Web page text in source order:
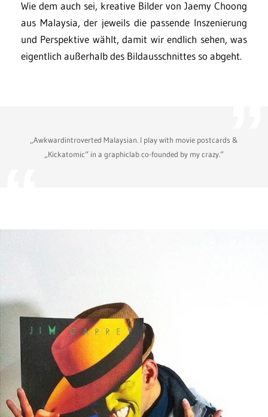
Wie dem auch sei, kreative Bilder von Jaemy Choong
aus Malaysia, der jeweils die passende Inszenierung
und Perspektive wählt, damit wir endlich sehen, was
eigentlich außerhalb des Bildausschnittes so abgeht.
„Awkwardintroverted Malaysian. I play with movie postcards &
„Kickatomic“ in a graphiclab co-founded by my crazy.“